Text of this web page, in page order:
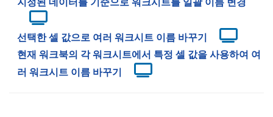
선택한 셀 값으로 여러 워크시트 이름 바꾸기
현재 워크북의 각 워크시트에서 특정 셀 값을 사용하여 여
러 워크시트 이름 바꾸기